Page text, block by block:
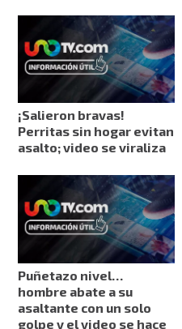
¡Salieron bravas!
Perritas sin hogar evitan
asalto; video se viraliza
Puñetazo nivel…
hombre abate a su
asaltante con un solo
golpe y el video se hace